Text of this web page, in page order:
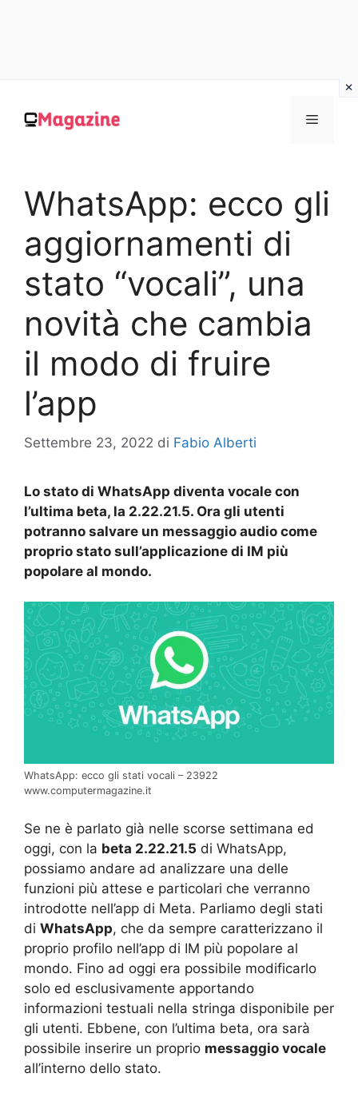
contenuto
MENU
WhatsApp: ecco gli
aggiornamenti di
stato “vocali”, una
novità che cambia
il modo di fruire
l’app
Settembre 23, 2022 di Fabio Alberti
Lo stato di WhatsApp diventa vocale con
l’ultima beta, la 2.22.21.5. Ora gli utenti
potranno salvare un messaggio audio come
proprio stato sull’applicazione di IM più
popolare al mondo.
WhatsApp: ecco gli stati vocali – 23922
www.computermagazine.it
Se ne è parlato già nelle scorse settimana ed
oggi, con la beta 2.22.21.5 di WhatsApp,
possiamo andare ad analizzare una delle
funzioni più attese e particolari che verranno
introdotte nell’app di Meta. Parliamo degli stati
di WhatsApp, che da sempre caratterizzano il
proprio profilo nell’app di IM più popolare al
mondo. Fino ad oggi era possibile modificarlo
solo ed esclusivamente apportando
informazioni testuali nella stringa disponibile per
gli utenti. Ebbene, con l’ultima beta, ora sarà
possibile inserire un proprio messaggio vocale
all’interno dello stato.